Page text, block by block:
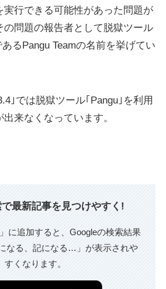
実行できる可能性があった問題が
の問題の報告者として脱獄ツール
るPangu Teamの名前を挙げてい
｣では脱獄ツール｢Pangu｣を利用
来なくなっています。
最新記事を見つけやすく!
に追加すると、Googleの検索結果
なる、記になる…」が表示されや
すくなります。